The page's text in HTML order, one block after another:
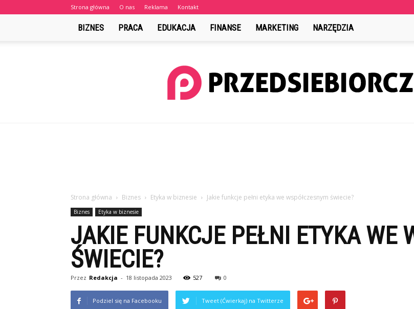
Strona główna O nas Reklama Kontakt
BIZNES PRACA EDUKACJA FINANSE MARKETING NARZĘDZIA
Strona główna Biznes Etyka w biznesie Jakie funkcje pełni etyka we współczesnym świecie?
Biznes Etyka w biznesie
JAKIE FUNKCJE PEŁNI ETYKA WE
ŚWIECIE?
Przez Redakcja - 18 listopada 2023 527 0
Podziel się na Facebooku Tweet (Ćwierkaj) na Twitterze